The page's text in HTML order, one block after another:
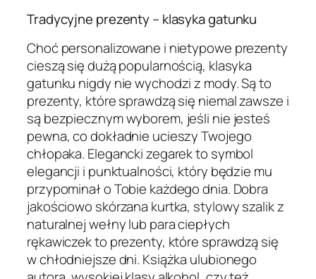
Tradycyjne prezenty – klasyka gatunku
Choć personalizowane i nietypowe prezenty
cieszą się dużą popularnością, klasyka
gatunku nigdy nie wychodzi z mody. Są to
prezenty, które sprawdzą się niemal zawsze i
są bezpiecznym wyborem, jeśli nie jesteś
pewna, co dokładnie ucieszy Twojego
chłopaka. Elegancki zegarek to symbol
elegancji i punktualności, który będzie mu
przypominał o Tobie każdego dnia. Dobra
jakościowo skórzana kurtka, stylowy szalik z
naturalnej wełny lub para ciepłych
rękawiczek to prezenty, które sprawdzą się
w chłodniejsze dni. Książka ulubionego